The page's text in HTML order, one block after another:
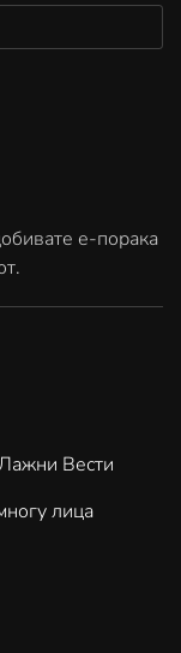
е-порака
Вести
лица